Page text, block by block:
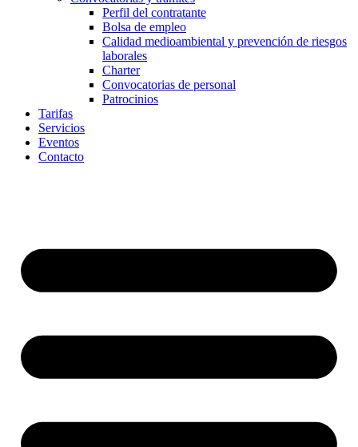
Perfil del contratante
Bolsa de empleo
Calidad medioambiental y prevención de riesgos
laborales
Charter
Convocatorias de personal
Patrocinios
Tarifas
Servicios
Eventos
Contacto